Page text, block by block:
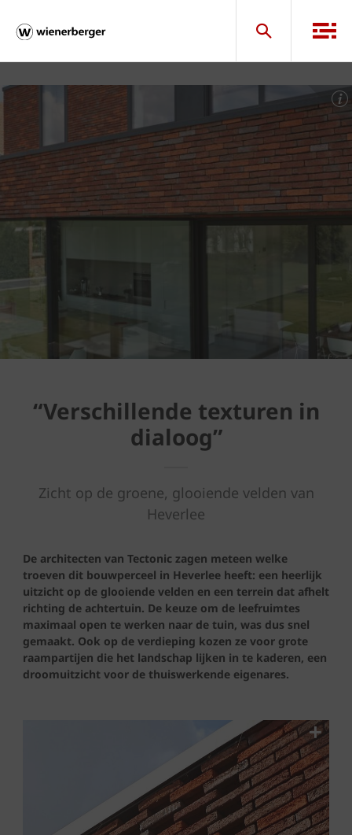
“Verschillende texturen in
dialoog”
Zicht op de groene, glooiende velden van
Heverlee
De architecten van Tectonic zagen meteen welke
troeven dit bouwperceel in Heverlee heeft: een heerlijk
uitzicht op de glooiende velden en een terrein dat afhelt
richting de achtertuin. De keuze om de leefruimtes
maximaal open te werken naar de tuin, was dus snel
gemaakt. Ook op de verdieping kozen ze voor grote
raampartijen die het landschap lijken in te kaderen, een
droomuitzicht voor de thuiswerkende eigenares.